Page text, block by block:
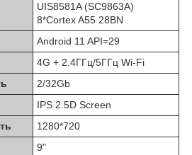
UIS8581A (SC9863A)
8*Cortex A55 28BN
Android 11 API=29
4G + 2.4ГГц/5ГГц Wi-Fi
2/32Gb
IPS 2.5D Screen
1280*720
9"